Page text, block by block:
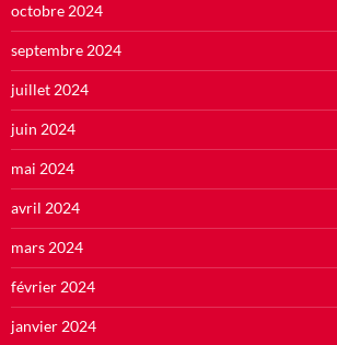
octobre 2024
septembre 2024
juillet 2024
juin 2024
mai 2024
avril 2024
mars 2024
février 2024
janvier 2024